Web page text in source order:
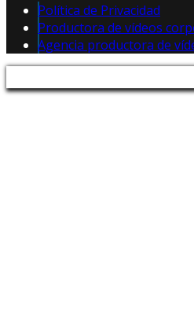
Política de Privacidad
Productora de vídeos
Agencia productora de